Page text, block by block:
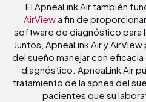
El ApneaLink Air también
AirViewa fin de
software de diagnóstico para
Juntos, ApneaLink Air y
del sueño manejar con
diagnóstico. ApneaLink Air
tratamiento de la apnea del
pacientes que su